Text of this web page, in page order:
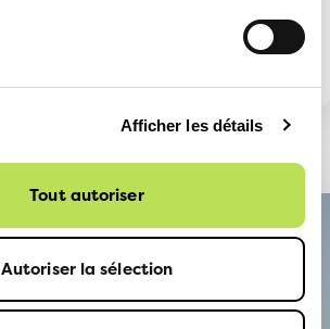
Afficher les détails
Tout autoriser
Autoriser la sélection